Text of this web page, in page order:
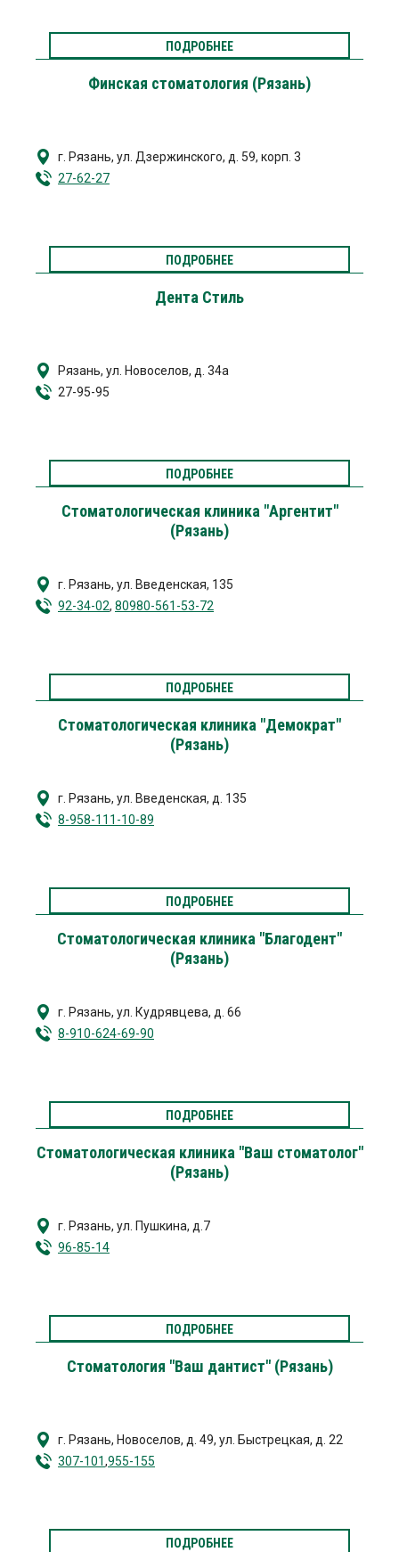
ПОДРОБНЕЕ
Финская стоматология (Рязань)
г. Рязань, ул. Дзержинского, д. 59, корп. 3
27-62-27
ПОДРОБНЕЕ
Дента Стиль
Рязань, ул. Новоселов, д. 34а
27-95-95
ПОДРОБНЕЕ
Стоматологическая клиника "Аргентит"
(Рязань)
г. Рязань, ул. Введенская, 135
92-34-02, 80980-561-53-72
ПОДРОБНЕЕ
Стоматологическая клиника "Демократ"
(Рязань)
г. Рязань, ул. Введенская, д. 135
8-958-111-10-89
ПОДРОБНЕЕ
Стоматологическая клиника "Благодент"
(Рязань)
г. Рязань, ул. Кудрявцева, д. 66
8-910-624-69-90
ПОДРОБНЕЕ
Стоматологическая клиника "Ваш стоматолог"
(Рязань)
г. Рязань, ул. Пушкина, д.7
96-85-14
ПОДРОБНЕЕ
Стоматология "Ваш дантист" (Рязань)
г. Рязань, Новоселов, д. 49, ул. Быстрецкая, д. 22
307-101,955-155
ПОДРОБНЕЕ